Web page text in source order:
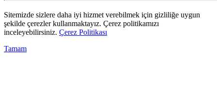
Sitemizde sizlere daha iyi hizmet verebilmek için gizliliğe uygun
şekilde çerezler kullanmaktayız. Çerez politikamızı
inceleyebilirsiniz. Çerez Politikası
Tamam